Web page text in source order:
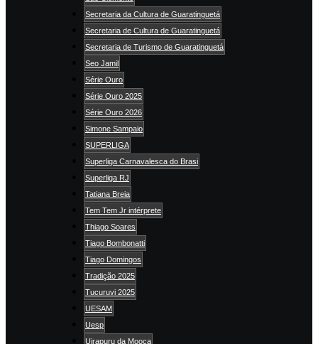
Secretaria da Cultura de Guaratinguetá
Secretaria de Cultura de Guaratinguetá
Secretaria de Turismo de Guaratinguetá
Seo Jamil
Série Ouro
Série Ouro 2025
Série Ouro 2026
Simone Sampaio
SUPERLIGA
Superliga Carnavalesca do Brasi
Superliga RJ
Tatiana Breia
Tem Tem Jr intérprete
Thiago Soares
Tiago Bombonatti
Tiago Domingos
Tradição 2025
Tucuruvi 2025
UESAM
Uesp
Uirapuru da Mooca